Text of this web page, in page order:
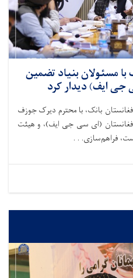
با مسئولان بنیاد تضمین
جی ایف) دیدار کرد
بانک، با محترم دیرک جوزف
(ای سی جی ایف)، و هیئت
فراهم‌سازی. . .